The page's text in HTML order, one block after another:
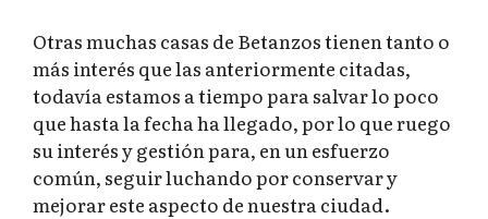
Otras muchas casas de Betanzos tienen tanto o
más interés que las anteriormente citadas,
todavía estamos a tiempo para salvar lo poco
que hasta la fecha ha llegado, por lo que ruego
su interés y gestión para, en un esfuerzo
común, seguir luchando por conservar y
mejorar este aspecto de nuestra ciudad.